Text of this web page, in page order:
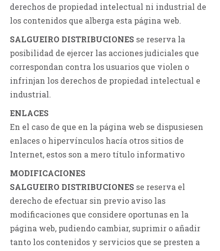
derechos de propiedad intelectual ni industrial de
los contenidos que alberga esta página web.
SALGUEIRO DISTRIBUCIONES se reserva la
posibilidad de ejercer las acciones judiciales que
correspondan contra los usuarios que violen o
infrinjan los derechos de propiedad intelectual e
industrial.
ENLACES
En el caso de que en la página web se dispusiesen
enlaces o hipervínculos hacía otros sitios de
Internet, estos son a mero título informativo
MODIFICACIONES
SALGUEIRO DISTRIBUCIONES se reserva el
derecho de efectuar sin previo aviso las
modificaciones que considere oportunas en la
página web, pudiendo cambiar, suprimir o añadir
tanto los contenidos y servicios que se presten a